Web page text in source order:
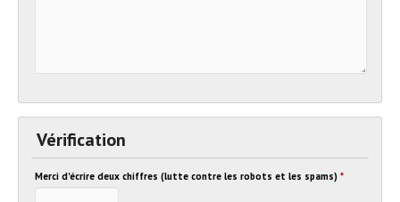
Vérification
Merci d'écrire deux chiffres (lutte contre les robots et les spams) *